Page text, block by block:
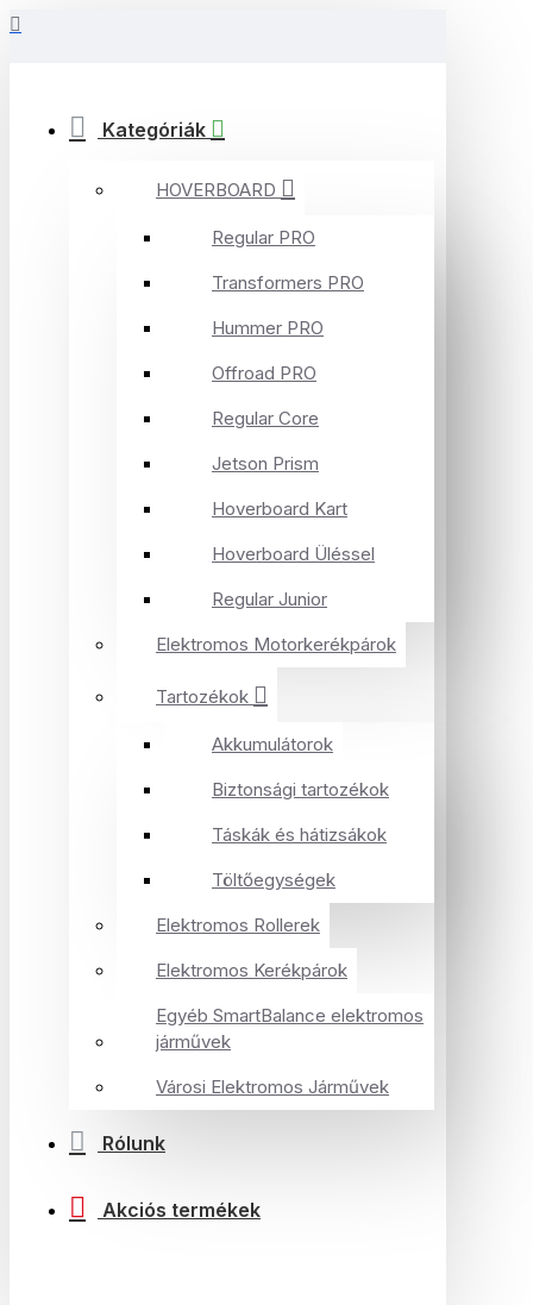
Kategóriák
HOVERBOARD
Regular PRO
Transformers PRO
Hummer PRO
Offroad PRO
Regular Core
Jetson Prism
Hoverboard Kart
Hoverboard Üléssel
Regular Junior
Elektromos Motorkerékpárok
Tartozékok
Akkumulátorok
Biztonsági tartozékok
Táskák és hátizsákok
Töltőegységek
Elektromos Rollerek
Elektromos Kerékpárok
Egyéb SmartBalance elektromos
járművek
Városi Elektromos Járművek
Rólunk
Akciós termékek